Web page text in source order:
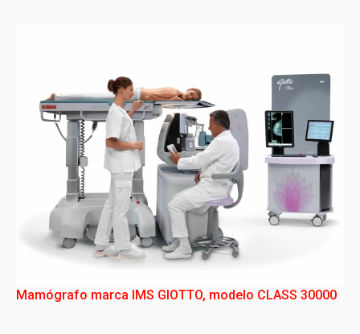
Mamógrafo marca IMS GIOTTO, modelo CLASS 30000